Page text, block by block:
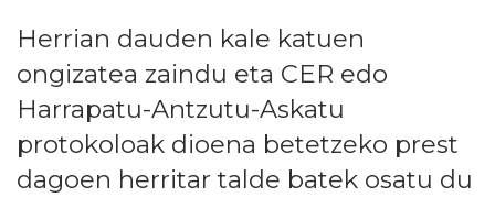
Herrian dauden kale katuen
ongizatea zaindu eta CER edo
Harrapatu-Antzutu-Askatu
protokoloak dioena betetzeko prest
dagoen herritar talde batek osatu du